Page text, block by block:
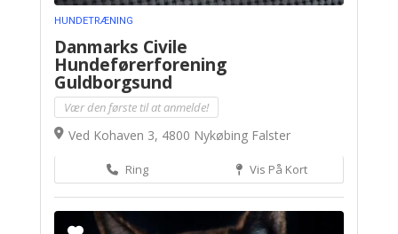
HUNDETRÆNING
Danmarks Civile
Hundeførerforening
Guldborgsund
Vær den første til at anmelde!
Ved Kohaven 3, 4800 Nykøbing Falster
Ring Vis På Kort